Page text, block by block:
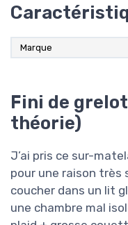
Marque
Fini de
théorie)
J’ai pris ce sur-
pour une raison très
coucher dans un lit
une chambre mal